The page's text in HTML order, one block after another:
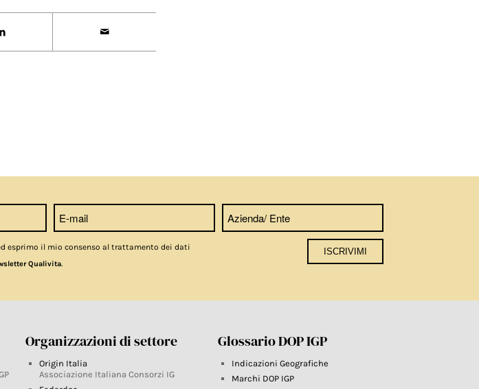
esprimo il mio consenso al trattamento dei dati
Qualivita
Organizzazioni di settore
Origin Italia
Associazione Italiana Consorzi IG
Glossario DOP IGP
Indicazioni Geografiche
Marchi DOP IGP